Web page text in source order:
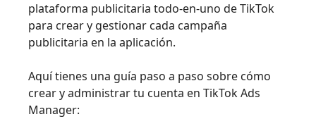
plataforma publicitaria todo-en-uno de TikTok
para crear y gestionar cada campaña
publicitaria en la aplicación.
Aquí tienes una guía paso a paso sobre cómo
crear y administrar tu cuenta en TikTok Ads
Manager: